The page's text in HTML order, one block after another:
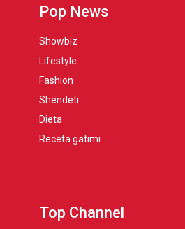
Pop News
Showbiz
Lifestyle
Fashion
Shëndeti
Dieta
Receta gatimi
Top Channel